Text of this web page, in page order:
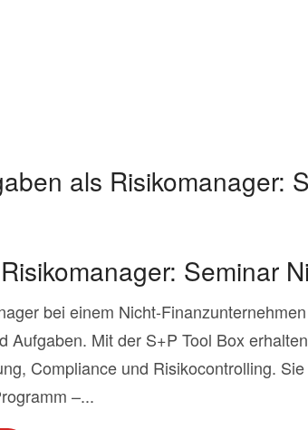
als Risikomanager:
Seminar
bei einem Nicht-
Aufgaben. Mit der S+P Tool Box
Compliance und Risikocontrolling.
–...